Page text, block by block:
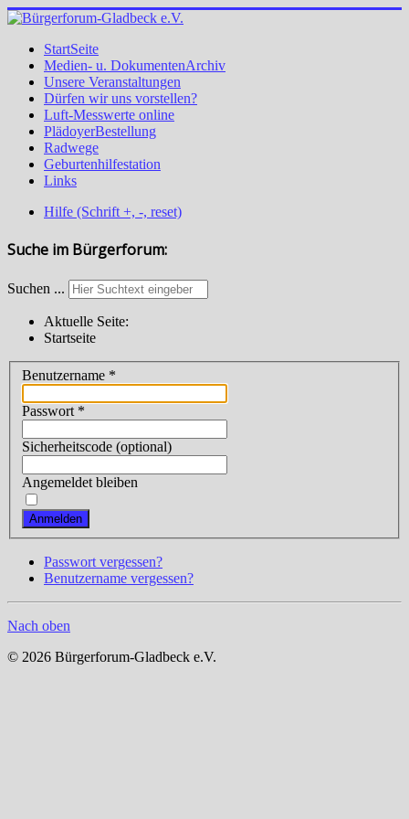
StartSeite
Medien- u. DokumentenArchiv
Unsere Veranstaltungen
Dürfen wir uns vorstellen?
Luft-Messwerte online
PlädoyerBestellung
Radwege
Geburtenhilfestation
Links
Hilfe (Schrift +, -, reset)
Suche im Bürgerforum:
Suchen ...
Aktuelle Seite:
Startseite
Benutzername *
Passwort *
Sicherheitscode (optional)
Angemeldet bleiben
Anmelden
Passwort vergessen?
Benutzername vergessen?
Nach oben
© 2026 Bürgerforum-Gladbeck e.V.